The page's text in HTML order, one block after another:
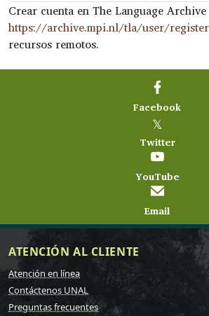
Crear cuenta en The Language Archive
https://archive.mpi.nl/tla/user/register
recursos remotos.
Facebook
𝕏
Twitter
YouTube
Email
ATENCIÓN AL CLIENTE
Atención en línea
Contáctenos UNAL
Preguntas frecuentes